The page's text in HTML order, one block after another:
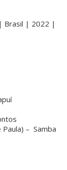
Brasil | 2022 |
– Samba